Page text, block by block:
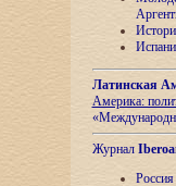
Латинская
Америка:
Журнал